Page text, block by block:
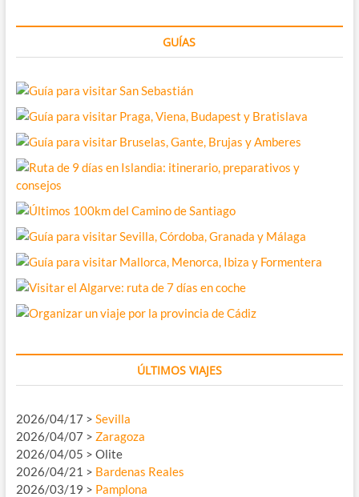
GUÍAS
ÚLTIMOS VIAJES
2026/04/17 > Sevilla
2026/04/07 > Zaragoza
2026/04/05 > Olite
2026/04/21 > Bardenas Reales
2026/03/19 > Pamplona